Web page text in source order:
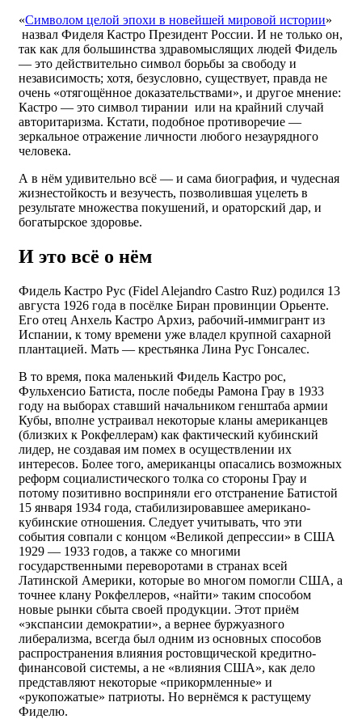
«Символом целой эпохи в новейшей мировой истории»
назвал Фиделя Кастро Президент России. И не только он,
так как для большинства здравомыслящих людей Фидель
— это действительно символ борьбы за свободу и
независимость; хотя, безусловно, существует, правда не
очень «отягощённое доказательствами», и другое мнение:
Кастро — это символ тирании или на крайний случай
авторитаризма. Кстати, подобное противоречие —
зеркальное отражение личности любого незаурядного
человека.
А в нём удивительно всё — и сама биография, и чудесная
жизнестойкость и везучесть, позволившая уцелеть в
результате множества покушений, и ораторский дар, и
богатырское здоровье.
И это всё о нём
Фидель Кастро Рус (Fidel Alejandro Castro Ruz) родился 13
августа 1926 года в посёлке Биран провинции Орьенте.
Его отец Анхель Кастро Архиз, рабочий-иммигрант из
Испании, к тому времени уже владел крупной сахарной
плантацией. Мать — крестьянка Лина Рус Гонсалес.
В то время, пока маленький Фидель Кастро рос,
Фульхенсио Батиста, после победы Рамона Грау в 1933
году на выборах ставший начальником генштаба армии
Кубы, вполне устраивал некоторые кланы американцев
(близких к Рокфеллерам) как фактический кубинский
лидер, не создавая им помех в осуществлении их
интересов. Более того, американцы опасались возможных
реформ социалистического толка со стороны Грау и
потому позитивно восприняли его отстранение Батистой
15 января 1934 года, стабилизировавшее американо-
кубинские отношения. Следует учитывать, что эти
события совпали с концом «Великой депрессии» в США
1929 — 1933 годов, а также со многими
государственными переворотами в странах всей
Латинской Америки, которые во многом помогли США, а
точнее клану Рокфеллеров, «найти» таким способом
новые рынки сбыта своей продукции. Этот приём
«экспансии демократии», а вернее буржуазного
либерализма, всегда был одним из основных способов
распространения влияния ростовщической кредитно-
финансовой системы, а не «влияния США», как дело
представляют некоторые «прикормленные» и
«рукопожатые» патриоты. Но вернёмся к растущему
Фиделю.